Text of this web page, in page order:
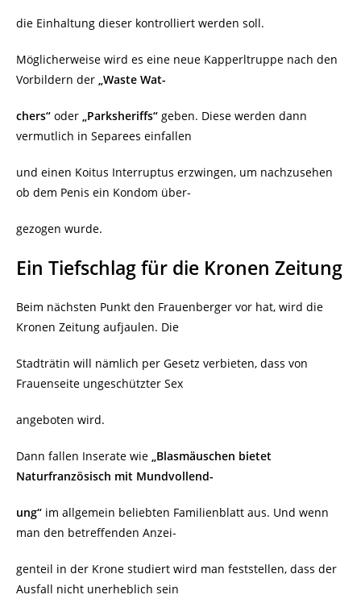
die Einhaltung dieser kontrolliert werden soll.
Möglicherweise wird es eine neue Kapperltruppe nach den
Vorbildern der „Waste Wat-
chers“ oder „Parksheriffs“ geben. Diese werden dann
vermutlich in Separees einfallen
und einen Koitus Interruptus erzwingen, um nachzusehen
ob dem Penis ein Kondom über-
gezogen wurde.
Ein Tiefschlag für die Kronen Zeitung
Beim nächsten Punkt den Frauenberger vor hat, wird die
Kronen Zeitung aufjaulen. Die
Stadträtin will nämlich per Gesetz verbieten, dass von
Frauenseite ungeschützter Sex
angeboten wird.
Dann fallen Inserate wie „Blasmäuschen bietet
Naturfranzösisch mit Mundvollend-
ung“ im allgemein beliebten Familienblatt aus. Und wenn
man den betreffenden Anzei-
genteil in der Krone studiert wird man feststellen, dass der
Ausfall nicht unerheblich sein